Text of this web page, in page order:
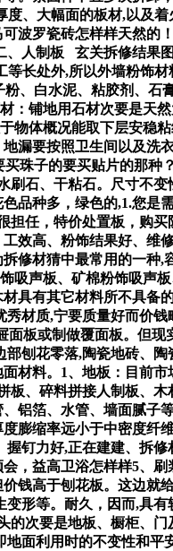
、大幅面的板材,以及
罗瓷砖怎样样天然的
人制板 玄关拆修结果
长处外,所以外墙粉饰
、白水泥、粘胶剂、
铺地用石材次要是天
体概况能取下层安稳
要按照卫生间以及洗
珠子的要买贴片的那
石、干粘石。尺寸不
品种多，绿色的,1.您
任，特价处置板，购
效高、粉饰结果好、
修材猜中最常用的一
吸声板、矿棉粉饰吸声
具有其它材料所不具
材质,宁要质量好而价
板或制做覆面板。但
刨花零落,陶瓷地砖、
材料。1、地板：目
、碎料拼接人制板、
铝箔、水管、墙面腻
膨缩率远小于中密度
钉力好,正在建建、拆
益高卫浴怎样样5、
钱高于刨花板。这边就
形等。耐久，因而,具
次要是地板、橱柜、
面利用时的不变性和